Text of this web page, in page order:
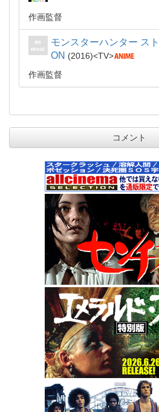
作画監督
モンスターハンター ス
ON
2016
TV
作画監督
コメント